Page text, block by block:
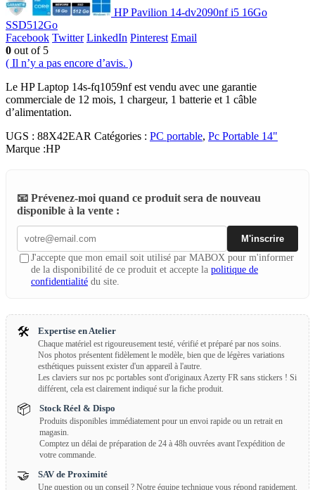
HP Pavilion 14-dv2090nf i5 16Go
SSD512Go
Facebook Twitter LinkedIn Pinterest Email
0 out of 5
( Il n’y a pas encore d’avis. )
Le HP Laptop 14s-fq1059nf est vendu avec une garantie
commerciale de 12 mois, 1 chargeur, 1 batterie et 1 câble
d’alimentation.
UGS : 88X42EAR Catégories : PC portable, Pc Portable 14"
Marque :HP
📧 Prévenez-moi quand ce produit sera de nouveau
disponible à la vente :
M'inscrire
J'accepte que mon email soit utilisé par MABOX pour m'informer
de la disponibilité de ce produit et accepte la politique de
confidentialité du site.
🛠️ Expertise en Atelier
Chaque matériel est rigoureusement testé, vérifié et préparé par nos soins.
Nos photos présentent fidèlement le modèle, bien que de légères variations
esthétiques puissent exister d'un appareil à l'autre.
Les claviers sur nos pc portables sont d'originaux Azerty FR sans stickers ! Si
différent, cela est clairement indiqué sur la fiche produit.
📦 Stock Réel & Dispo
Produits disponibles immédiatement pour un envoi rapide ou un retrait en
magasin.
Comptez un délai de préparation de 24 à 48h ouvrées avant l'expédition de
votre commande.
🤝 SAV de Proximité
Une question ou un conseil ? Notre équipe technique vous répond rapidement.